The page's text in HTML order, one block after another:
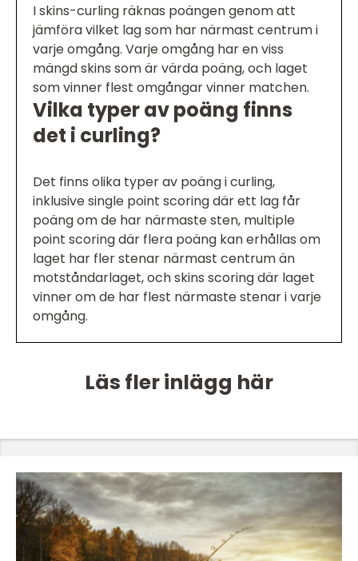
I skins-curling räknas poängen genom att
jämföra vilket lag som har närmast centrum i
varje omgång. Varje omgång har en viss
mängd skins som är värda poäng, och laget
som vinner flest omgångar vinner matchen.
Vilka typer av poäng finns
det i curling?
Det finns olika typer av poäng i curling,
inklusive single point scoring där ett lag får
poäng om de har närmaste sten, multiple
point scoring där flera poäng kan erhållas om
laget har fler stenar närmast centrum än
motståndarlaget, och skins scoring där laget
vinner om de har flest närmaste stenar i varje
omgång.
Läs fler inlägg här